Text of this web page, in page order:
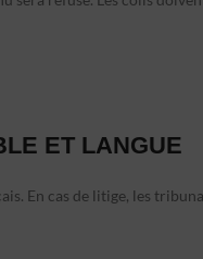
ET LANGUE
En cas de litige, les